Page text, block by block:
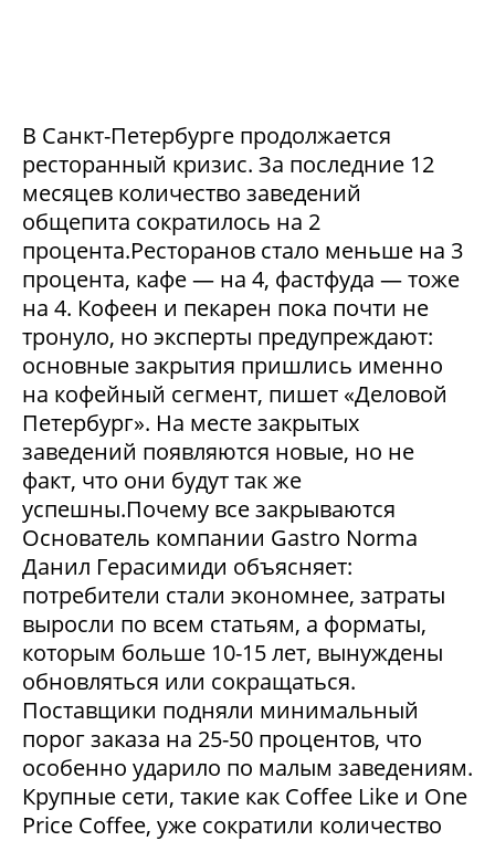
В Санкт-Петербурге продолжается
ресторанный кризис. За последние 12
месяцев количество заведений
общепита сократилось на 2
процента.Ресторанов стало меньше на 3
процента, кафе — на 4, фастфуда — тоже
на 4. Кофеен и пекарен пока почти не
тронуло, но эксперты предупреждают:
основные закрытия пришлись именно
на кофейный сегмент, пишет «Деловой
Петербург». На месте закрытых
заведений появляются новые, но не
факт, что они будут так же
успешны.Почему все закрываются
Основатель компании Gastro Norma
Данил Герасимиди объясняет:
потребители стали экономнее, затраты
выросли по всем статьям, а форматы,
которым больше 10-15 лет, вынуждены
обновляться или сокращаться.
Поставщики подняли минимальный
порог заказа на 25-50 процентов, что
особенно ударило по малым заведениям.
Крупные сети, такие как Coffee Like и One
Price Coffee, уже сократили количество